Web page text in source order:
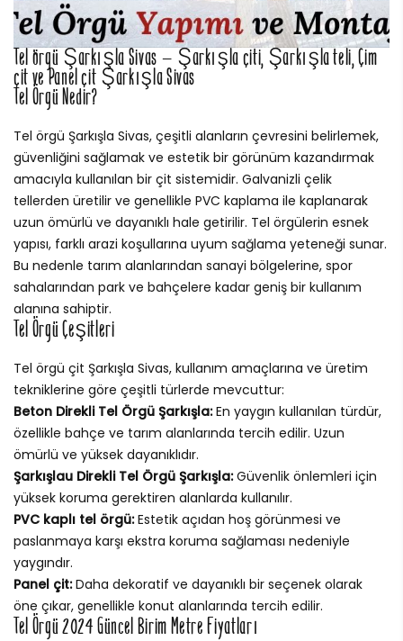
Tel örgü Şarkışla Sivas – Şarkışla çiti, Şarkışla teli, Çim
çit ve Panel çit Şarkışla Sivas
Tel Örgü Nedir?
Tel örgü Şarkışla Sivas, çeşitli alanların çevresini belirlemek,
güvenliğini sağlamak ve estetik bir görünüm kazandırmak
amacıyla kullanılan bir çit sistemidir. Galvanizli çelik
tellerden üretilir ve genellikle PVC kaplama ile kaplanarak
uzun ömürlü ve dayanıklı hale getirilir. Tel örgülerin esnek
yapısı, farklı arazi koşullarına uyum sağlama yeteneği sunar.
Bu nedenle tarım alanlarından sanayi bölgelerine, spor
sahalarından park ve bahçelere kadar geniş bir kullanım
alanına sahiptir.
Tel Örgü Çeşitleri
Tel örgü çit Şarkışla Sivas, kullanım amaçlarına ve üretim
tekniklerine göre çeşitli türlerde mevcuttur:
Beton Direkli Tel Örgü Şarkışla:En yaygın kullanılan türdür,
özellikle bahçe ve tarım alanlarında tercih edilir. Uzun
ömürlü ve yüksek dayanıklıdır.
Şarkışlau Direkli Tel Örgü Şarkışla:Güvenlik önlemleri için
yüksek koruma gerektiren alanlarda kullanılır.
PVC kaplı tel örgü:Estetik açıdan hoş görünmesi ve
paslanmaya karşı ekstra koruma sağlaması nedeniyle
yaygındır.
Panel çit:Daha dekoratif ve dayanıklı bir seçenek olarak
öne çıkar, genellikle konut alanlarında tercih edilir.
Tel Örgü 2024 Güncel Birim Metre Fiyatları